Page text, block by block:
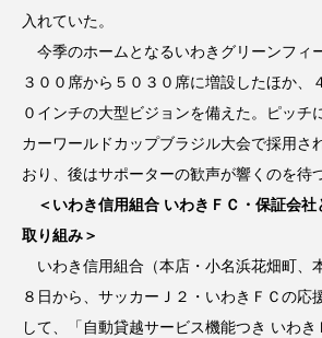
入れていた。
今季のホームとなるいわきグリーンフィ
３００席から５０３０席に増設したほか、
０インチの大型ビジョンを備えた。ピッチ
カーワールドカップブラジル大会で採用さ
おり、後はサポーターの歓声が響くのを待
＜いわき信用組合 いわきＦＣ・保証会社
取り組み＞
いわき信用組合（本店・小名浜花畑町、
８日から、サッカーＪ２・いわきＦＣの応
して、「自動貸越サービス機能つき いわき